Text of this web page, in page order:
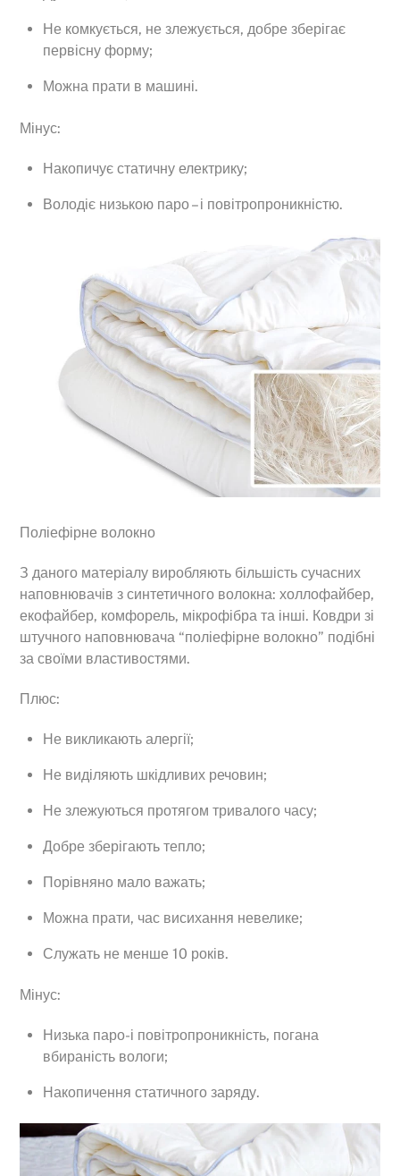
Не комкується, не злежується, добре зберігає
первісну форму;
Можна прати в машині.
Мінус:
Накопичує статичну електрику;
Володіє низькою паро – і повітропроникністю.
Поліефірне волокно
З даного матеріалу виробляють більшість сучасних
наповнювачів з синтетичного волокна: холлофайбер,
екофайбер, комфорель, мікрофібра та інші. Ковдри зі
штучного наповнювача “поліефірне волокно” подібні
за своїми властивостями.
Плюс:
Не викликають алергії;
Не виділяють шкідливих речовин;
Не злежуються протягом тривалого часу;
Добре зберігають тепло;
Порівняно мало важать;
Можна прати, час висихання невелике;
Служать не менше 10 років.
Мінус:
Низька паро-і повітропроникність, погана
вбираність вологи;
Накопичення статичного заряду.